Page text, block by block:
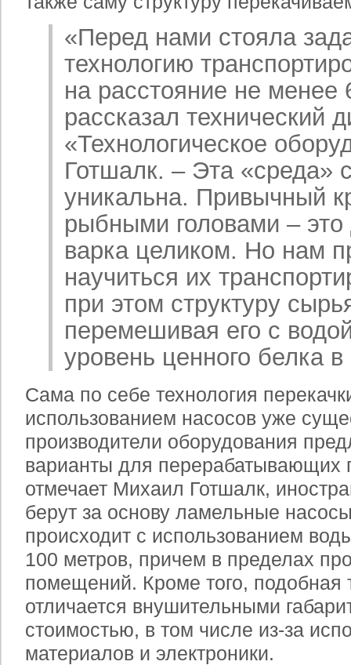
«Перед нами стояла
технологию
на расстояние не менее
рассказал технический
«Технологическое
Готшалк. – Эта «среда»
уникальна. Привычный
рыбными головами –
варка целиком. Но нам
научиться их
при этом структуру
перемешивая его с
уровень ценного белка в
Сама по себе технология
использованием насосов уже
производители оборудования
варианты для перерабатывающих
отмечает Михаил Готшалк,
берут за основу ламельные
происходит с использованием
100 метров, причем в пределах
помещений. Кроме того, подобная
отличается внушительными
стоимостью, в том числе из-за
материалов и электроники.